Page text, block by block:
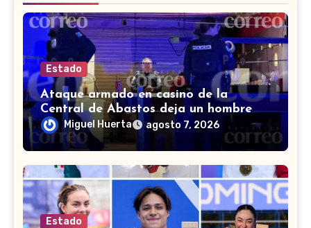
Estado
Ataque armado en casino de la
Central de Abastos deja un hombre
muerto en León
Miguel Huerta agosto 7, 2026
Estado